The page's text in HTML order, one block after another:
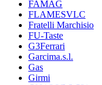
FAMAG
FLAMESVLC
Fratelli Marchisio
FU-Taste
G3Ferrari
Garcima.s.l.
Gas
Girmi